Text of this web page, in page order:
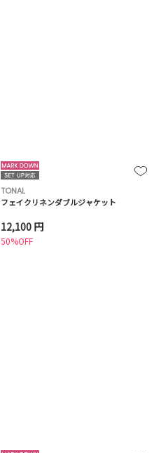
TONAL
フェイクリネンダブルジャケット
12,100 円
50%OFF